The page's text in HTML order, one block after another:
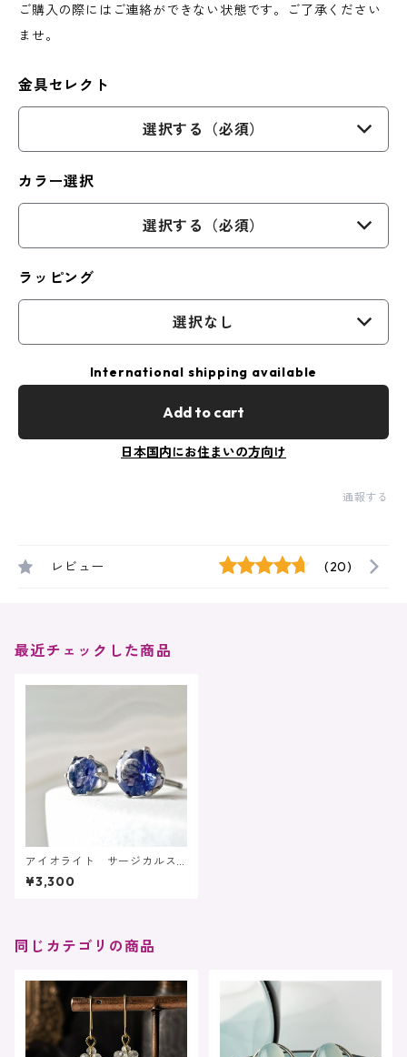
ご購入の際にはご連絡ができない状態です。ご了承ください
ませ。
金具セレクト
選択する（必須）
カラー選択
選択する（必須）
ラッピング
選択なし
International shipping available
Add to cart
日本国内にお住まいの方向け
通報する
レビュー (20)
最近チェックした商品
アイオライト サージカルス
テンレス刻印あり（ピアス/イ
ヤリング対応）
¥3,300
同じカテゴリの商品